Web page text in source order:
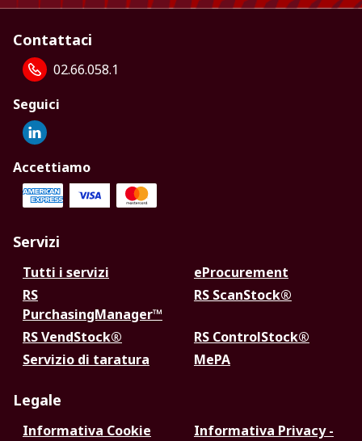
Contattaci
02.66.058.1
Seguici
Accettiamo
Servizi
Tutti i servizi
eProcurement
RS
PurchasingManager™
RS ScanStock®
RS VendStock®
RS ControlStock®
Servizio di taratura
MePA
Legale
Informativa Cookie Informativa Privacy -